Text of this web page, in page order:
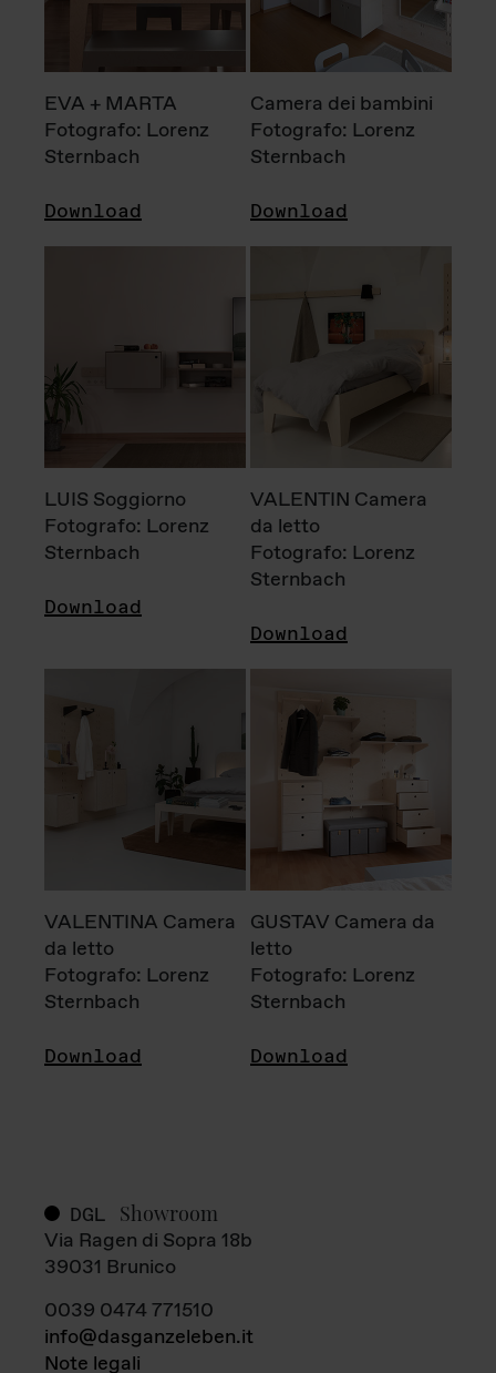
EVA + MARTA
Fotografo: Lorenz
Sternbach
Download
Camera dei bambini
Fotografo: Lorenz
Sternbach
Download
LUIS Soggiorno
Fotografo: Lorenz
Sternbach
Download
VALENTIN Camera
da letto
Fotografo: Lorenz
Sternbach
Download
VALENTINA Camera
da letto
Fotografo: Lorenz
Sternbach
Download
GUSTAV Camera da
letto
Fotografo: Lorenz
Sternbach
Download
DGL Showroom
Via Ragen di Sopra 18b
39031 Brunico
0039 0474 771510
info@dasganzeleben.it
Note legali